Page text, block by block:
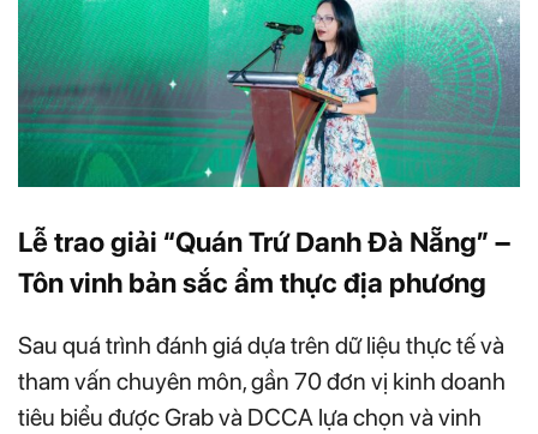
Lễ trao giải “Quán Trứ Danh Đà Nẵng” –
Tôn vinh bản sắc ẩm thực địa phương
Sau quá trình đánh giá dựa trên dữ liệu thực tế và
tham vấn chuyên môn, gần 70 đơn vị kinh doanh
tiêu biểu được Grab và DCCA lựa chọn và vinh